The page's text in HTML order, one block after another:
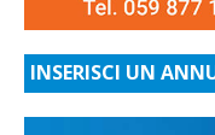
INSERISCI UN